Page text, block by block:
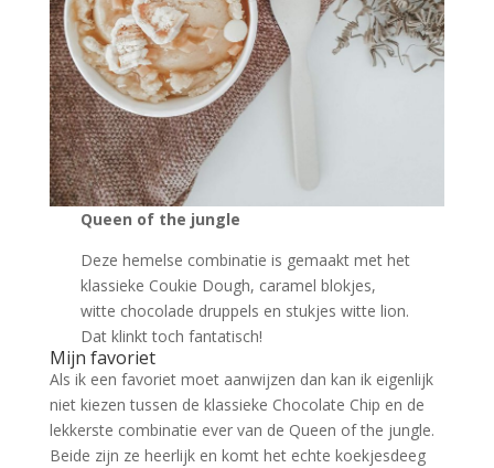
Queen of the jungle
Deze hemelse combinatie is gemaakt met het
klassieke Coukie Dough, caramel blokjes,
witte chocolade druppels en stukjes witte lion.
Dat klinkt toch fantatisch!
Mijn favoriet
Als ik een favoriet moet aanwijzen dan kan ik eigenlijk
niet kiezen tussen de klassieke Chocolate Chip en de
lekkerste combinatie ever van de Queen of the jungle.
Beide zijn ze heerlijk en komt het echte koekjesdeeg